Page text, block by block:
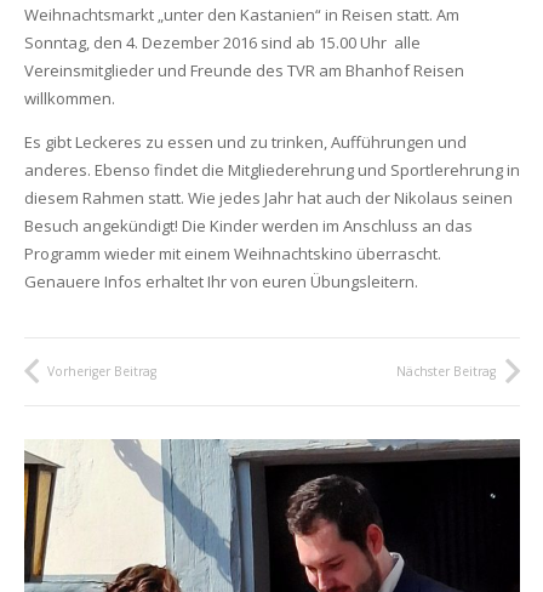
Weihnachtsmarkt „unter den Kastanien“ in Reisen statt. Am
Sonntag, den 4. Dezember 2016 sind ab 15.00 Uhr alle
Vereinsmitglieder und Freunde des TVR am Bhanhof Reisen
willkommen.
Es gibt Leckeres zu essen und zu trinken, Aufführungen und
anderes. Ebenso findet die Mitgliederehrung und Sportlerehrung in
diesem Rahmen statt. Wie jedes Jahr hat auch der Nikolaus seinen
Besuch angekündigt! Die Kinder werden im Anschluss an das
Programm wieder mit einem Weihnachtskino überrascht.
Genauere Infos erhaltet Ihr von euren Übungsleitern.
Vorheriger Beitrag Nächster Beitrag